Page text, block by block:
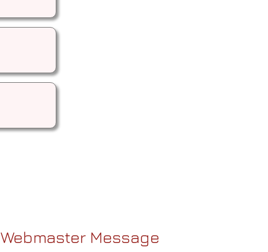
Webmaster Message